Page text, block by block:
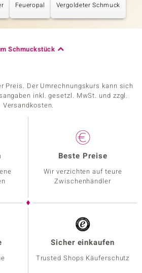
Feueropal Vergoldeter Schmuck
Schmuckstück
Preis. Der Umrechnungskurs kann sich
inkl. gesetzl. MwSt. und zzgl.
Versandkosten.
Beste Preise
Wir verzichten auf teure
Zwischenhändler
Sicher einkaufen
Trusted Shops Käuferschutz